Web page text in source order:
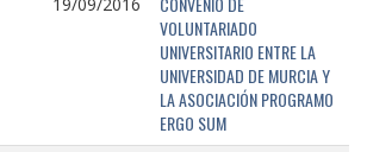
VOLUNTARIADO
UNIVERSITARIO ENTRE LA
UNIVERSIDAD DE MURCIA Y
LA ASOCIACIÓN PROGRAMO
ERGO SUM